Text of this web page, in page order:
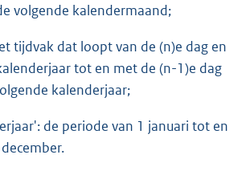
volgende kalendermaand;
tijdvak dat loopt van de (n)e dag en
tot en met de (n-1)e dag
kalenderjaar;
de periode van 1 januari tot en